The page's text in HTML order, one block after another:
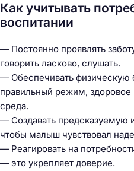
Как учитывать
воспитании
— Постоянно проявлять
говорить ласково, слушать.
— Обеспечивать физическую
правильный режим, здоровое
среда.
— Создавать предсказуемую
чтобы малыш чувствовал
— Реагировать на
— это укрепляет доверие.